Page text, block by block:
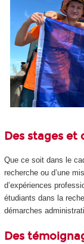
Des stages et
Que ce soit dans le
recherche ou d’une
d’expériences
étudiants dans la
démarches
Des